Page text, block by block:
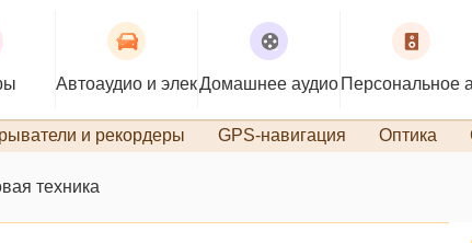
Автоаудио и электроникаДомашнее аудио Персональное
и рекордеры GPS-навигация Оптика
техника